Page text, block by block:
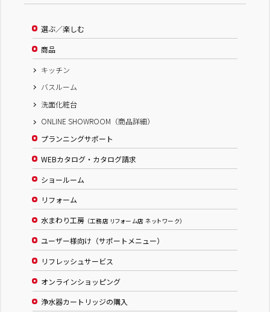
選ぶ／楽しむ
商品
キッチン
バスルーム
洗面化粧台
ONLINE SHOWROOM（商品詳細）
プランニングサポート
WEBカタログ・カタログ請求
ショールーム
リフォーム
水まわり工房 （工務店 リフォーム店 ネットワーク）
ユーザー様向け（サポートメニュー）
リフレッシュサービス
オンラインショッピング
浄水器カートリッジの購入